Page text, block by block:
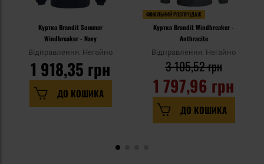
Куртка Brandit Summer
Windbreaker - Navy
Відправлення: Негайно
1 918,35 грн
ДО КОШИКА
ФІНАЛЬНИЙ РОЗПРОДАЖ
Куртка Brandit Windbreaker -
Anthracite
Відправлення: Негайно
1 797,96 грн
3 105,52 грн
ДО КОШИКА